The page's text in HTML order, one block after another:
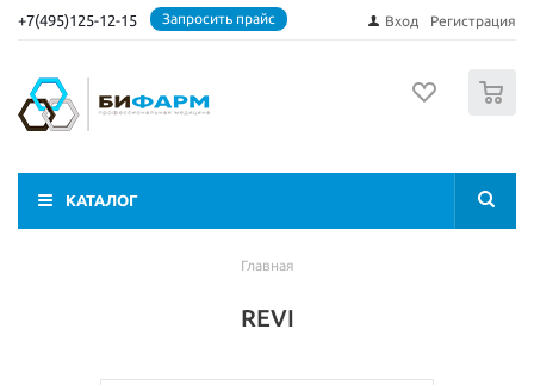
+7(495)125-12-15 Запросить прайс Вход Регистрация
КАТАЛОГ
Главная
REVI